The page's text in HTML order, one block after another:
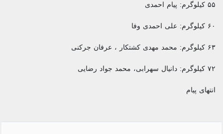
۵۵ کیلوگرم: پیام احمدی
۶۰ کیلوگرم: علی احمدی وفا
۶۳ کیلوگرم: محمد مهدی کشتکار ، عرفان جرکنی
۷۲ کیلوگرم: دانیال سهرابی، محمد جواد رضایی
انتهای پیام